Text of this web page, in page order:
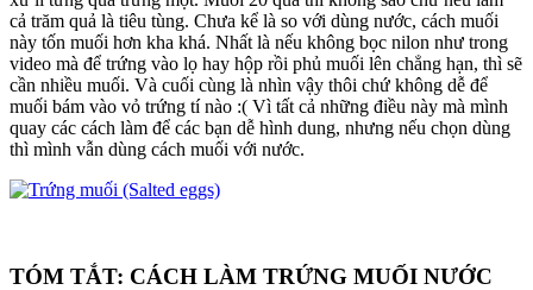
cả trăm quả là tiêu tùng. Chưa kể là so với dùng nước, cách muối
này tốn muối hơn kha khá. Nhất là nếu không bọc nilon như trong
video mà để trứng vào lọ hay hộp rồi phủ muối lên chẳng hạn, thì sẽ
cần nhiều muối. Và cuối cùng là nhìn vậy thôi chứ không dễ để
muối bám vào vỏ trứng tí nào :( Vì tất cả những điều này mà mình
quay các cách làm để các bạn dễ hình dung, nhưng nếu chọn dùng
thì mình vẫn dùng cách muối với nước.
TÓM TẮT: CÁCH LÀM TRỨNG MUỐI NƯỚC